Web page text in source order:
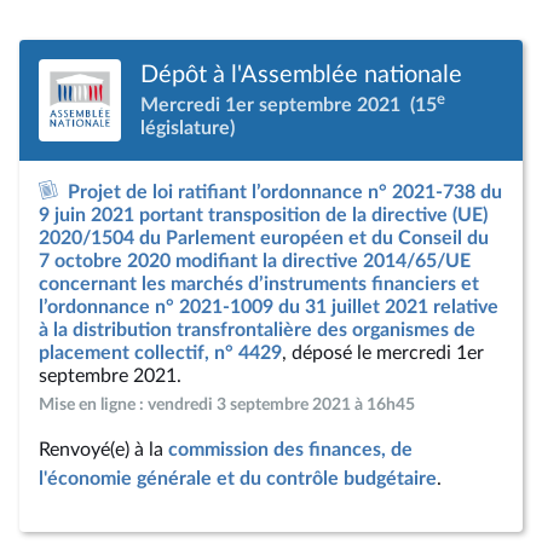
Dépôt à l'Assemblée nationale
Mercredi 1er septembre 2021 (15e
législature)
Projet de loi ratifiant l’ordonnance n° 2021-738 du
9 juin 2021 portant transposition de la directive (UE)
2020/1504 du Parlement européen et du Conseil du
7 octobre 2020 modifiant la directive 2014/65/UE
concernant les marchés d’instruments financiers et
l’ordonnance n° 2021-1009 du 31 juillet 2021 relative
à la distribution transfrontalière des organismes de
placement collectif, n° 4429, déposé le mercredi 1er
septembre 2021.
Mise en ligne : vendredi 3 septembre 2021 à 16h45
Renvoyé(e) à la commission des finances, de
l'économie générale et du contrôle budgétaire.